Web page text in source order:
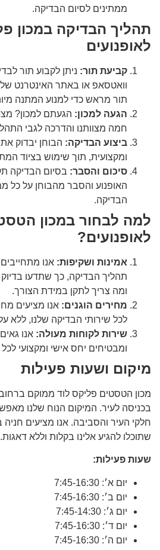
ממתינים לסיום הבדיקה.
תהליך הבדיקה במכון
לאופנועים
קביעת תור: ניתן לקבוע תור
וואטסאפ או באתר האינטרנט
תור מראש כדי למנוע המתנה
הגעה למכון: הגעתם למכון?
חמה מצוותנו והדרכה לגבי
ביצוע הבדיקה: הבוחן יבדוק
ומקצועית, תוך שימוש בציוד
סיכום והסבר: בסיום הבדיקה
האופנוע והסבר מהבוחן על
הבדיקה.
למה לבחור במכון
לאופנועים?
אמינות ושקיפות: אנו
תהליך הבדיקה, כך שתדעו
ומה צריך לתקן במידת הצורך.
מחירים הוגנים: אנו מציעים
לכל שירותי הבדיקה שלנו, ללא
שירות לקוחות מעולה: אנו
ומבטיחים יחס אישי ומקצועי
מיקום ושעות פעילות
בכניסה לעיר. המיקום הנוח שלנו
חלקי העיר והסביבה. אנו מציעים חניה
שתוכלו להגיע אלינו בקלות וללא דאגות.
שעות פעילות:
יום א׳: 7:45-16:30
יום ב׳: 7:45-16:30
יום ג׳: 7:45-14:30
יום ד׳: 7:45-16:30
יום ה׳: 7:45-16:30